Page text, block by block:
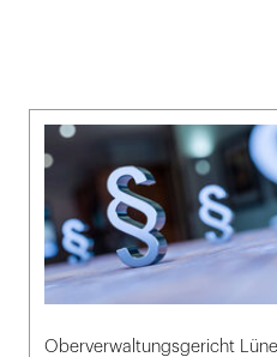
Oberverwaltungsgericht